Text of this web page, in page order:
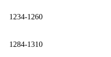
1234-1260
1284-1310